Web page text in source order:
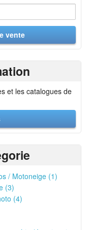
et les catalogues de
/ Motoneige (1)
(3)
(4)